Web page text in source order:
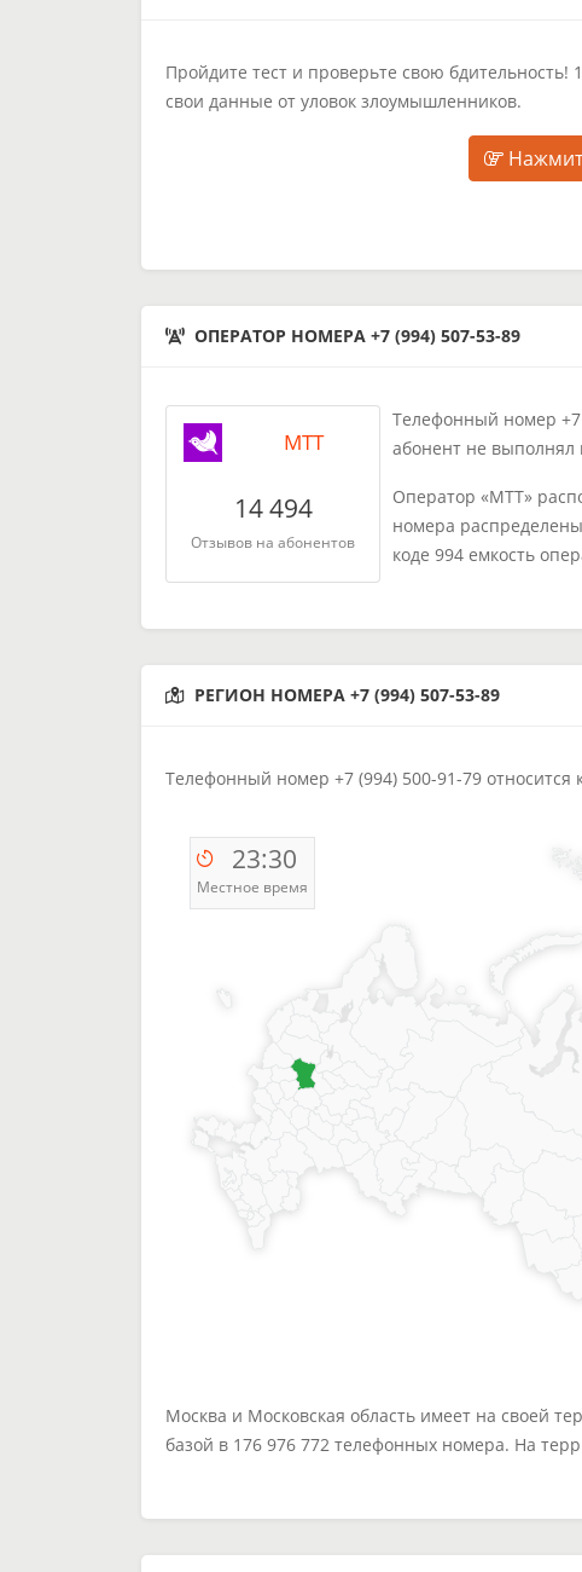
Пройдите тест и проверьте свою бдительность!
свои данные от уловок злоумышленников.
ОПЕРАТОР НОМЕРА +7 (994) 507-53-89
МТТ
14 494
Отзывов на абонентов
Телефонный номер +7
абонент не выполнял
Оператор «МТТ»
номера
коде 994 емкость
РЕГИОН НОМЕРА +7 (994) 507-53-89
Телефонный номер +7 (994) 500-91-79
23:30
Местное время
Москва и Московская область имеет на своей
базой в 176 976 772 телефонных номера. На